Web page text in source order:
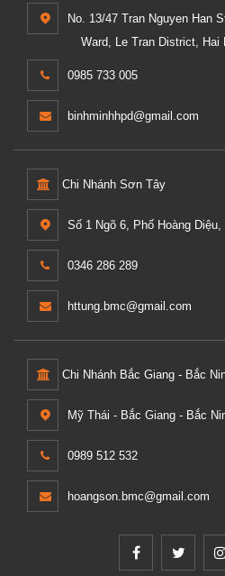
No. 13/47 Tran Nguyen Han
Ward, Le Tran District, Hai
0985 733 005
binhminhhpd@gmail.com
Chi Nhánh Sơn Tây
Số 1 Ngõ 6, Phố Hoàng
0346 286 289
httung.bmc@gmail.com
Chi Nhánh Bắc Giang - Bắc
Mỹ Thái - Bắc Giang - Bắc
0989 512 532
hoangson.bmc@gmail.com